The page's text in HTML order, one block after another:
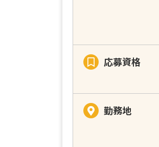
応募資格
勤務地